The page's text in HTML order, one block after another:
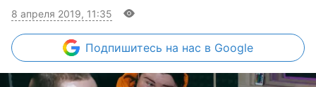
8 апреля 2019, 11:35
Подпишитесь на нас в Google